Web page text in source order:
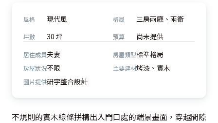
風格 現代風 格局 三房兩廳、兩衛
坪數 30 坪 預算 尚未提供
居住成員夫妻 房屋類型標準格局
房屋狀況不限 主要建材烤漆、實木
圖片提供研宇整合設計
不規則的實木線條拼構出入門口處的端景畫面，穿越間隙